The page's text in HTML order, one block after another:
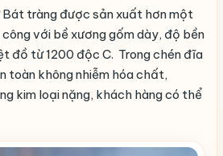
tràng được sản xuất hơn một
với bề xương gốm dày, độ bền
đồ từ 1200 độc C. Trong chén đĩa
toàn không nhiễm hóa chất,
kim loại nặng, khách hàng có thể